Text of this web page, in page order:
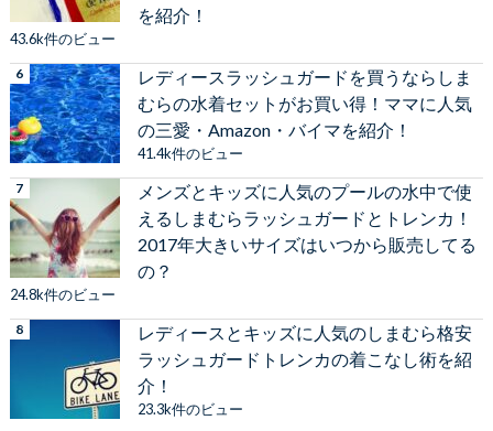
を紹介！
43.6k件のビュー
レディースラッシュガードを買うならしま
むらの水着セットがお買い得！ママに人気
の三愛・Amazon・バイマを紹介！
41.4k件のビュー
メンズとキッズに人気のプールの水中で使
えるしまむらラッシュガードとトレンカ！
2017年大きいサイズはいつから販売してる
の？
24.8k件のビュー
レディースとキッズに人気のしまむら格安
ラッシュガードトレンカの着こなし術を紹
介！
23.3k件のビュー